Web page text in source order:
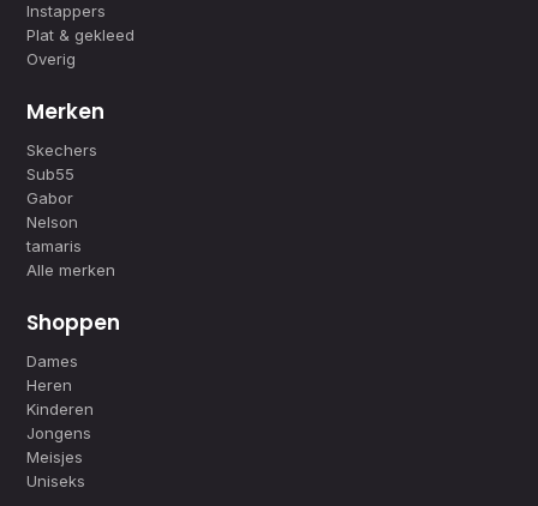
Instappers
Plat & gekleed
Overig
Merken
Skechers
Sub55
Gabor
Nelson
tamaris
Alle merken
Shoppen
Dames
Heren
Kinderen
Jongens
Meisjes
Uniseks